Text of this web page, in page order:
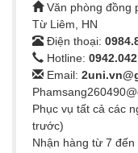
Văn phòng đồng
Từ Liêm, HN
Điện thoại:
Hotline:
Email:
Phục vụ tất cả các
trước)
Nhận hàng từ 7